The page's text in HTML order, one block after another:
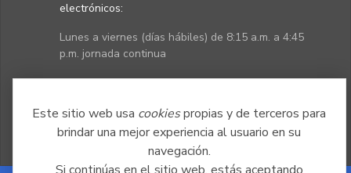
Este sitio web usa cookiespropias y de terceros para
brindar una mejor experiencia al usuario en su
navegación.
electrónicos:
Lunes a viernes (días hábiles) de 8:15 a.m. a 4:45
p.m. jornada continua